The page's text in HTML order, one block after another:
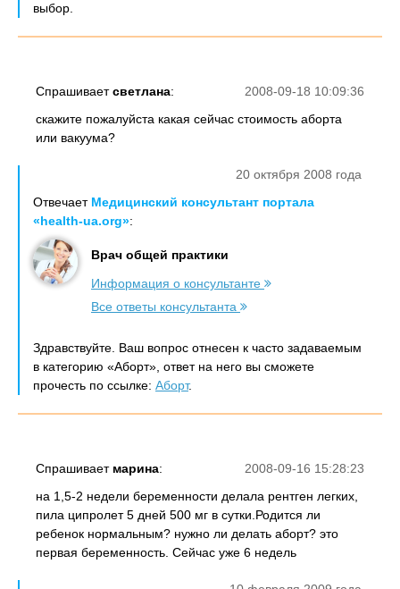
выбор.
2008-09-18 10:09:36
Спрашиваетсветлана:
скажите пожалуйста какая сейчас стоимость аборта
или вакуума?
20 октября 2008 года
Отвечает Медицинский консультант портала
«health-ua.org»:
Врач общей практики
Информация о консультанте
Все ответы консультанта
Здравствуйте. Ваш вопрос отнесен к часто задаваемым
в категорию «Аборт», ответ на него вы сможете
прочесть по ссылке: Аборт.
2008-09-16 15:28:23
Спрашивает марина:
на 1,5-2 недели беременности делала рентген легких,
пила ципролет 5 дней 500 мг в сутки.Родится ли
ребенок нормальным? нужно ли делать аборт? это
первая беременность. Сейчас уже 6 недель